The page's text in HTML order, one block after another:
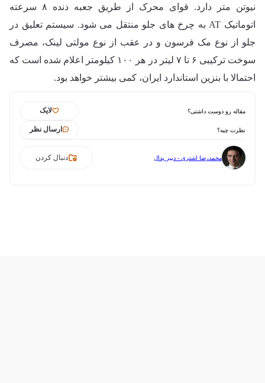
نیوتن متر دارد. قوای محرک از طریق جعبه دنده ۸ سرعته
اتوماتیک AT به چرخ های جلو منتقل می شود. سیستم تعلیق در
جلو از نوع مک فرسون و در عقب از نوع مولتی لینک، مصرف
سوخت ترکیبی ۶ تا ۷ لیتر در هر ۱۰۰ کیلومتر اعلام شده است که
احتمالا با بنزین استاندارد ایران، کمی بیشتر خواهد بود.
مقاله رو دوست داشتی؟ لایک
نظرت چیه؟ ارسال نظر
محمدرضا اشتری - دبیر پدال دنبال کردن